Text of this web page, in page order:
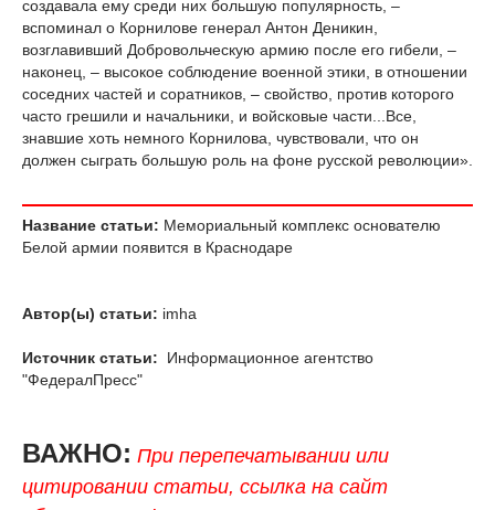
создавала ему среди них большую популярность, –
вспоминал о Корнилове генерал Антон Деникин,
возглавивший Добровольческую армию после его гибели, –
наконец, – высокое соблюдение военной этики, в отношении
соседних частей и соратников, – свойство, против которого
часто грешили и начальники, и войсковые части...Все,
знавшие хоть немного Корнилова, чувствовали, что он
должен сыграть большую роль на фоне русской революции».
Название статьи: Мемориальный комплекс основателю
Белой армии появится в Краснодаре
Автор(ы) статьи: imha
Источник статьи:
Информационное агентство
"ФедералПресс"
ВАЖНО: При перепечатывании или
цитировании статьи, ссылка на сайт